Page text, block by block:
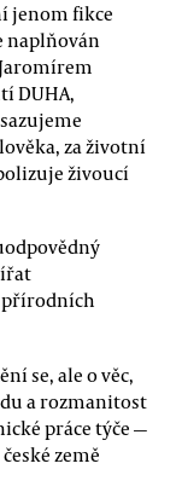
jenom fikce
naplňován
DUHA,
za životní
živoucí
přírodních
se, ale o věc,
a rozmanitost
práce týče —
země